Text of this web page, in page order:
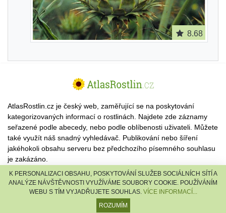
8.68
AtlasRostlin.cz je český web, zaměřující se na poskytování
kategorizovaných informací o rostlinách. Najdete zde záznamy
seřazené podle abecedy, nebo podle oblíbenosti uživateli. Můžete
také využít náš snadný vyhledávač. Publikování nebo šíření
jakéhokoli obsahu serveru bez předchozího písemného souhlasu
je zakázáno.
© 2026 AtlasRostlin.cz |TISCALI MEDIA, a.s.|Člen skupiny
DIGNITY, s.r.o.
K PERSONALIZACI OBSAHU, POSKYTOVÁNÍ SLUŽEB SOCIÁLNÍCH SÍTÍ A
ANALÝZE NÁVŠTĚVNOSTI VYUŽÍVÁME SOUBORY COOKIE. POUŽÍVÁNÍM
WEBU S TÍM VYJADŘUJETE SOUHLAS. VÍCE INFORMACÍ...
ROZUMÍM